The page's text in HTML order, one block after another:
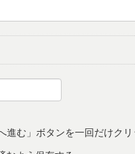
む」ボタンを一回だけク